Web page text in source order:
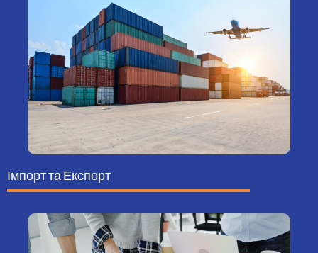
Імпорт та Експорт